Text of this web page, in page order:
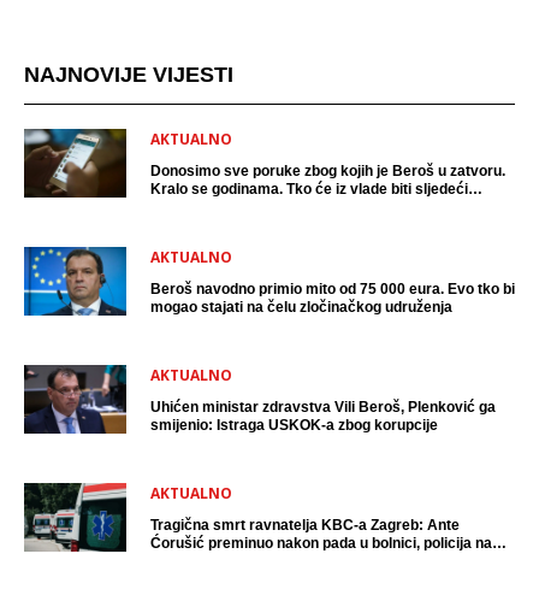
NAJNOVIJE VIJESTI
AKTUALNO
Donosimo sve poruke zbog kojih je Beroš u zatvoru.
Kralo se godinama. Tko će iz vlade biti sljedeći
AKTUALNO
Beroš navodno primio mito od 75 000 eura. Evo tko bi
mogao stajati na čelu zločinačkog udruženja
AKTUALNO
Uhićen ministar zdravstva Vili Beroš, Plenković ga
smijenio: Istraga USKOK-a zbog korupcije
AKTUALNO
Tragična smrt ravnatelja KBC-a Zagreb: Ante
Ćorušić preminuo nakon pada u bolnici, policija na